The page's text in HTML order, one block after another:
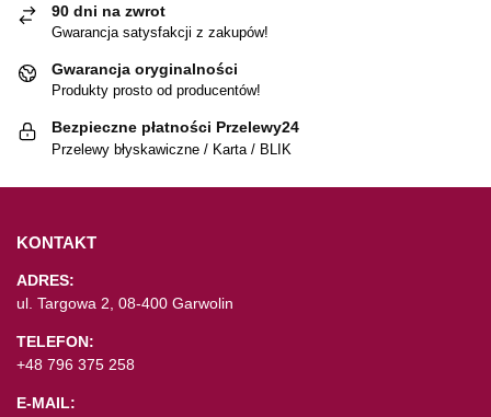
90 dni na zwrot
Gwarancja satysfakcji z zakupów!
Gwarancja oryginalności
Produkty prosto od producentów!
Bezpieczne płatności Przelewy24
Przelewy błyskawiczne / Karta / BLIK
KONTAKT
ADRES:
ul. Targowa 2, 08-400 Garwolin
TELEFON:
+48 796 375 258
E-MAIL: